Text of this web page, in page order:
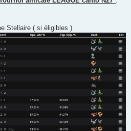
Stellaire ( si éligibles )